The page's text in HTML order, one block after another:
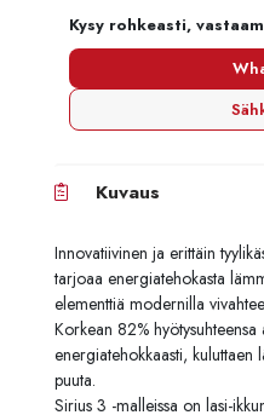
Kysy rohkeasti,
Kuvaus
Innovatiivinen ja erittäin
tarjoaa energiatehokasta
elementtiä modernilla
Korkean 82% hyötysuhteensa
energiatehokkaasti, kuluttaen
puuta.
Sirius 3 -malleissa on lasi-